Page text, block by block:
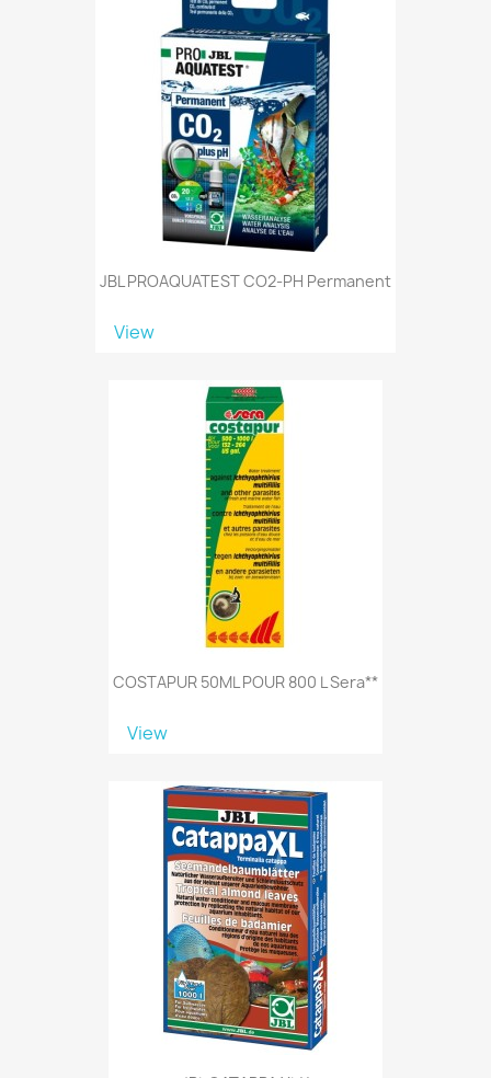
JBL PROAQUATEST CO2-PH Permanent
View
COSTAPUR 50ML POUR 800 L Sera**
View